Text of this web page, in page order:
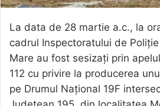
La data de 28 martie a.c., la
cadrul Inspectoratului de
Mare au fost sesizați prin
112 cu privire la producerea
pe Drumul Național 19F